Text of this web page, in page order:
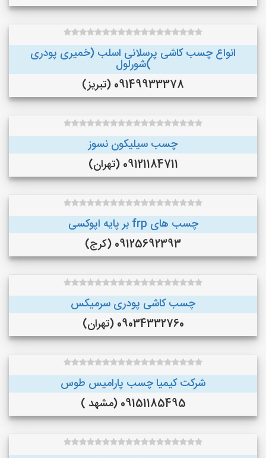
انواع چسب کاشی پرسلانی اسلب (خمیری پودری
)شورلول
09149933378 (تبریز)
چسب سیلیکون نسوز
09121184711 (تهران)
چسب های frp بر پایه اپوکسی
09125692393 (کرج)
چسب کاشی پودری سرمیکس
09034332760 (تهران)
شرکت کیمیا چسب پارامیس طوس
09151185495 (مشهد )